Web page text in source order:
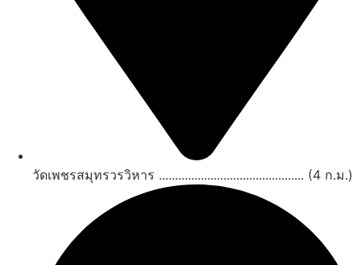
วัดเพชรสมุทรวรวิหาร ............................................. (4 ก.ม.)